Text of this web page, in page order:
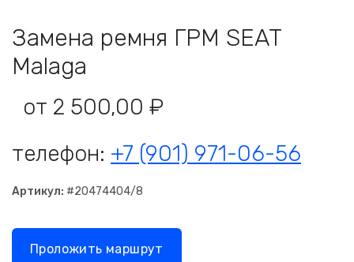
Замена ремня ГРМ SEAT
Malaga
от 2 500,00 ₽
телефон: +7 (901) 971-06-56
Артикул: #20474404/8
Проложить маршрут